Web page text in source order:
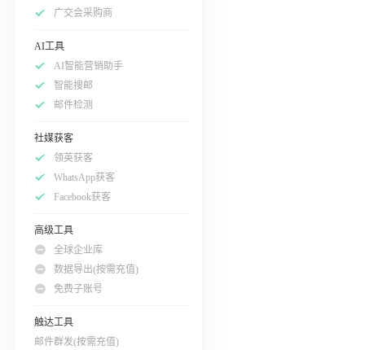
广交会采购商
AI工具
AI智能营销助手
智能搜邮
邮件检测
社媒获客
领英获客
WhatsApp获客
Facebook获客
高级工具
全球企业库
数据导出(按需充值)
免费子账号
触达工具
邮件群发(按需充值)